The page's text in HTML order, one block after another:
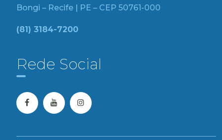
Bongi – Recife | PE – CEP 50761-000
(81) 3184-7200
Rede Social